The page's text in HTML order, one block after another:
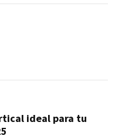
ideal para tu